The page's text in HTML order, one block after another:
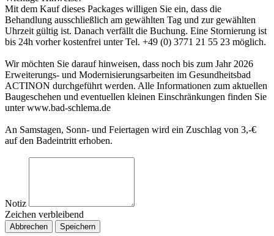
Mit dem Kauf dieses Packages willigen Sie ein, dass die
Behandlung ausschließlich am gewählten Tag und zur gewählten
Uhrzeit gültig ist. Danach verfällt die Buchung. Eine Stornierung ist
bis 24h vorher kostenfrei unter Tel. +49 (0) 3771 21 55 23 möglich.
Wir möchten Sie darauf hinweisen, dass noch bis zum Jahr 2026
Erweiterungs- und Modernisierungsarbeiten im Gesundheitsbad
ACTINON durchgeführt werden. Alle Informationen zum aktuellen
Baugeschehen und eventuellen kleinen Einschränkungen finden Sie
unter www.bad-schlema.de
An Samstagen, Sonn- und Feiertagen wird ein Zuschlag von 3,-€
auf den Badeintritt erhoben.
Notiz
Zeichen verbleibend
Abbrechen Speichern